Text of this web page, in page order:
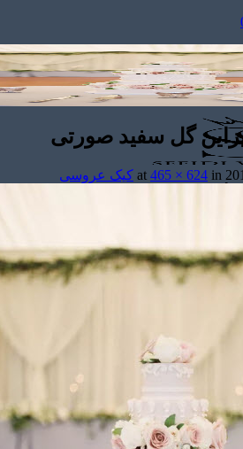
گل سفید صورتی
465 × 624in کیک عروسی